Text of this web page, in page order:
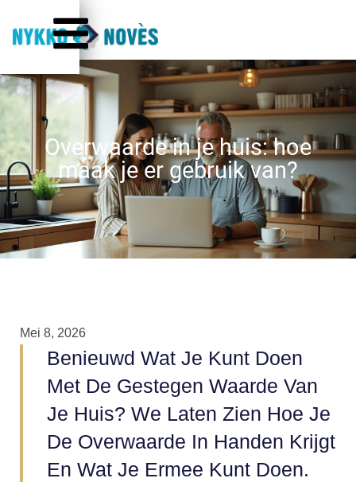
Overwaarde in je huis: hoe
maak je er gebruik van?
Mei 8, 2026
Benieuwd Wat Je Kunt Doen
Met De Gestegen Waarde Van
Je Huis? We Laten Zien Hoe Je
De Overwaarde In Handen Krijgt
En Wat Je Ermee Kunt Doen.